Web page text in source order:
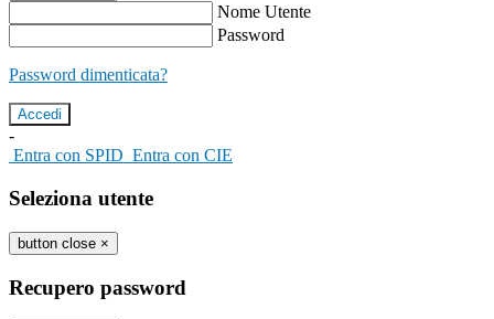
Nome Utente
Password
Password dimenticata?
-
Entra con SPID Entra con CIE
Seleziona utente
button close ×
Recupero password